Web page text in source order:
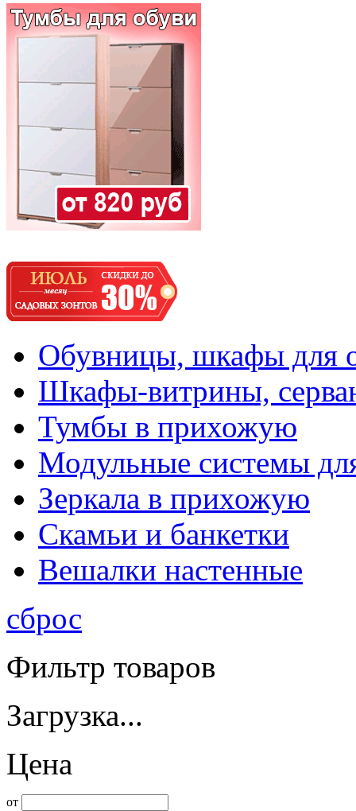
Обувницы, шкафы для
Шкафы-витрины,
Тумбы в прихожую
Модульные системы
Зеркала в прихожую
Скамьи и банкетки
Вешалки настенные
сброс
Фильтр товаров
Загрузка...
Цена
от